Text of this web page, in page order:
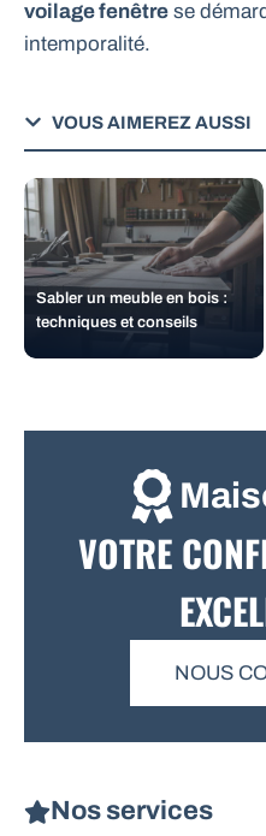
voilage fenêtre se
intemporalité.
VOUS AIMEREZ AUSSI
Sabler un meuble en bois :
techniques et conseils
VOTRE
NOUS
Nos services